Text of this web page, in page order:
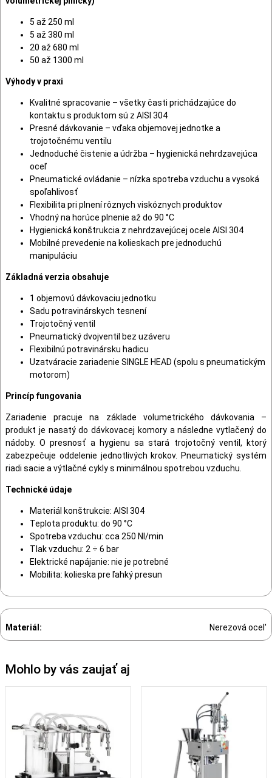
5 až 250 ml
5 až 380 ml
20 až 680 ml
50 až 1300 ml
Výhody v praxi
Kvalitné spracovanie – všetky časti prichádzajúce do
kontaktu s produktom sú z AISI 304
Presné dávkovanie – vďaka objemovej jednotke a
trojotočnému ventilu
Jednoduché čistenie a údržba – hygienická nehrdzavejúca
oceľ
Pneumatické ovládanie – nízka spotreba vzduchu a vysoká
spoľahlivosť
Flexibilita pri plnení rôznych viskóznych produktov
Vhodný na horúce plnenie až do 90 °C
Hygienická konštrukcia z nehrdzavejúcej ocele AISI 304
Mobilné prevedenie na kolieskach pre jednoduchú
manipuláciu
Základná verzia obsahuje
1 objemovú dávkovaciu jednotku
Sadu potravinárskych tesnení
Trojotočný ventil
Pneumatický dvojventil bez uzáveru
Flexibilnú potravinársku hadicu
Uzatváracie zariadenie SINGLE HEAD (spolu s pneumatickým
motorom)
Princíp fungovania
Zariadenie pracuje na základe volumetrického dávkovania –
produkt je nasatý do dávkovacej komory a následne vytlačený do
nádoby. O presnosť a hygienu sa stará trojotočný ventil, ktorý
zabezpečuje oddelenie jednotlivých krokov. Pneumatický systém
riadi sacie a výtlačné cykly s minimálnou spotrebou vzduchu.
Technické údaje
Materiál konštrukcie: AISI 304
Teplota produktu: do 90 °C
Spotreba vzduchu: cca 250 Nl/min
Tlak vzduchu: 2 ÷ 6 bar
Elektrické napájanie: nie je potrebné
Mobilita: kolieska pre ľahký presun
Materiál: Nerezová ocel'
Mohlo by vás zaujať aj